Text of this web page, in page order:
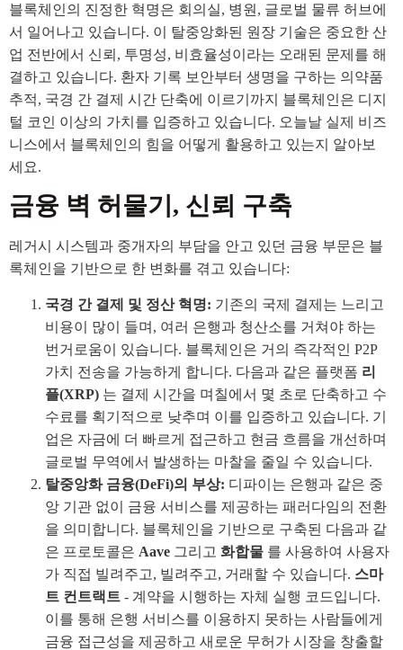
블록체인의 진정한 혁명은 회의실, 병원, 글로벌 물류 허브에
서 일어나고 있습니다. 이 탈중앙화된 원장 기술은 중요한 산
업 전반에서 신뢰, 투명성, 비효율성이라는 오래된 문제를 해
결하고 있습니다. 환자 기록 보안부터 생명을 구하는 의약품
추적, 국경 간 결제 시간 단축에 이르기까지 블록체인은 디지
털 코인 이상의 가치를 입증하고 있습니다. 오늘날 실제 비즈
니스에서 블록체인의 힘을 어떻게 활용하고 있는지 알아보
세요.
금융 벽 허물기, 신뢰 구축
레거시 시스템과 중개자의 부담을 안고 있던 금융 부문은 블
록체인을 기반으로 한 변화를 겪고 있습니다:
국경 간 결제 및 정산 혁명: 기존의 국제 결제는 느리고
비용이 많이 들며, 여러 은행과 청산소를 거쳐야 하는
번거로움이 있습니다. 블록체인은 거의 즉각적인 P2P
가치 전송을 가능하게 합니다. 다음과 같은 플랫폼 리
플(XRP) 는 결제 시간을 며칠에서 몇 초로 단축하고 수
수료를 획기적으로 낮추며 이를 입증하고 있습니다. 기
업은 자금에 더 빠르게 접근하고 현금 흐름을 개선하며
글로벌 무역에서 발생하는 마찰을 줄일 수 있습니다.
탈중앙화 금융(DeFi)의 부상: 디파이는 은행과 같은 중
앙 기관 없이 금융 서비스를 제공하는 패러다임의 전환
을 의미합니다. 블록체인을 기반으로 구축된 다음과 같
은 프로토콜은 Aave 그리고 화합물 를 사용하여 사용자
가 직접 빌려주고, 빌려주고, 거래할 수 있습니다. 스마
트 컨트랙트 - 계약을 시행하는 자체 실행 코드입니다.
이를 통해 은행 서비스를 이용하지 못하는 사람들에게
금융 접근성을 제공하고 새로운 무허가 시장을 창출할